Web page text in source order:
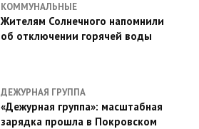
КОММУНАЛЬНЫЕ
Жителям Солнечного напомнили
об отключении горячей воды
ДЕЖУРНАЯ ГРУППА
«Дежурная группа»: масштабная
зарядка прошла в Покровском